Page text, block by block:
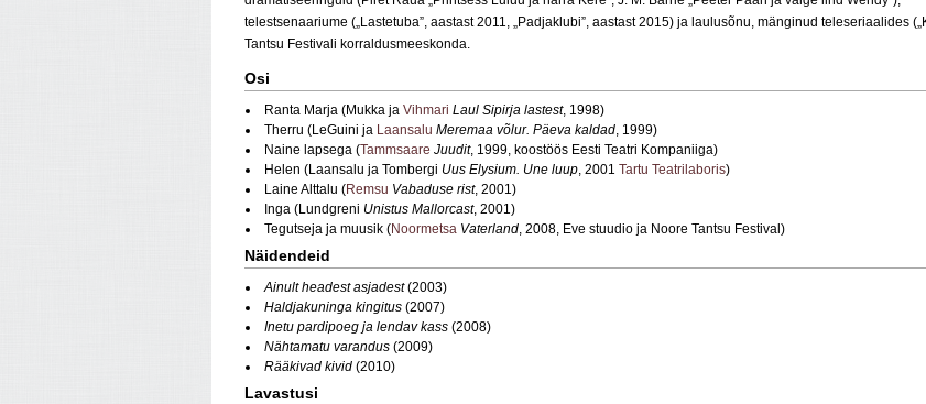
telestsenaariume („Lastetuba”, aastast 2011, „Padjaklubi”, aastast 2015) ja laulusõnu, mänginud teleseriaalides
Tantsu Festivali korraldusmeeskonda.
Osi
Ranta Marja (Mukka ja Vihmari Laul Sipirja lastest, 1998)
Therru (LeGuini ja Laansalu Meremaa võlur. Päeva kaldad, 1999)
Naine lapsega (Tammsaare Juudit, 1999, koostöös Eesti Teatri Kompaniiga)
Helen (Laansalu ja Tombergi Uus Elysium. Une luup, 2001 Tartu Teatrilaboris)
Laine Alttalu (Remsu Vabaduse rist, 2001)
Inga (Lundgreni Unistus Mallorcast, 2001)
Tegutseja ja muusik (Noormetsa Vaterland, 2008, Eve stuudio ja Noore Tantsu Festival)
Näidendeid
Ainult headest asjadest(2003)
Haldjakuninga kingitus (2007)
Inetu pardipoeg ja lendav kass (2008)
Nähtamatu varandus (2009)
Rääkivad kivid (2010)
Lavastusi